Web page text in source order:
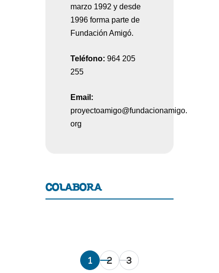
marzo 1992 y desde
1996 forma parte de
Fundación Amigó.
Teléfono:964 205
255
Email:
proyectoamigo@fundacionamigo.
org
COLABORA